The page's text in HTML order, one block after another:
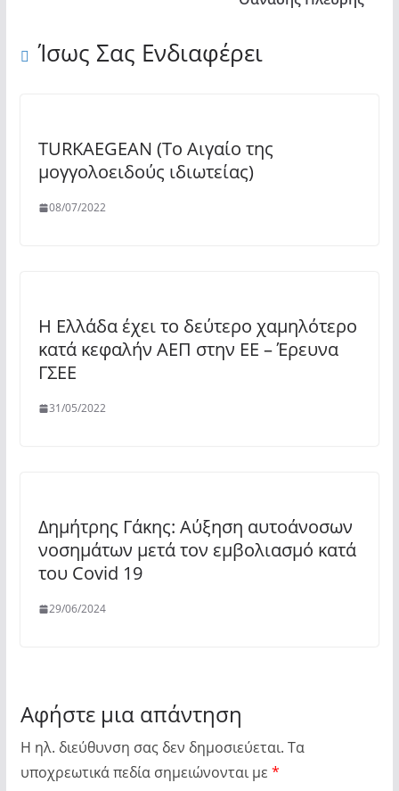
Ίσως Σας Ενδιαφέρει
TURKAEGEAN (Το Αιγαίο της
μογγολοειδούς ιδιωτείας)
08/07/2022
Η Ελλάδα έχει το δεύτερο χαμηλότερο
κατά κεφαλήν ΑΕΠ στην ΕΕ – Έρευνα
ΓΣΕΕ
31/05/2022
Δημήτρης Γάκης: Αύξηση αυτοάνοσων
νοσημάτων μετά τον εμβολιασμό κατά
του Covid 19
29/06/2024
Αφήστε μια απάντηση
Η ηλ. διεύθυνση σας δεν δημοσιεύεται. Τα
υποχρεωτικά πεδία σημειώνονται με *